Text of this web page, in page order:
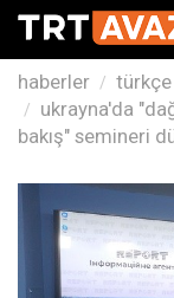
haberler türkçe
ukrayna'da
bakış" semineri